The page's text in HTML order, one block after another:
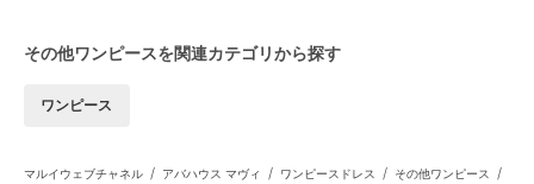
その他ワンピースを関連カテゴリから探す
ワンピース
マルイウェブチャネル / アバハウス マヴィ / ワンピースドレス / その他ワンピース /